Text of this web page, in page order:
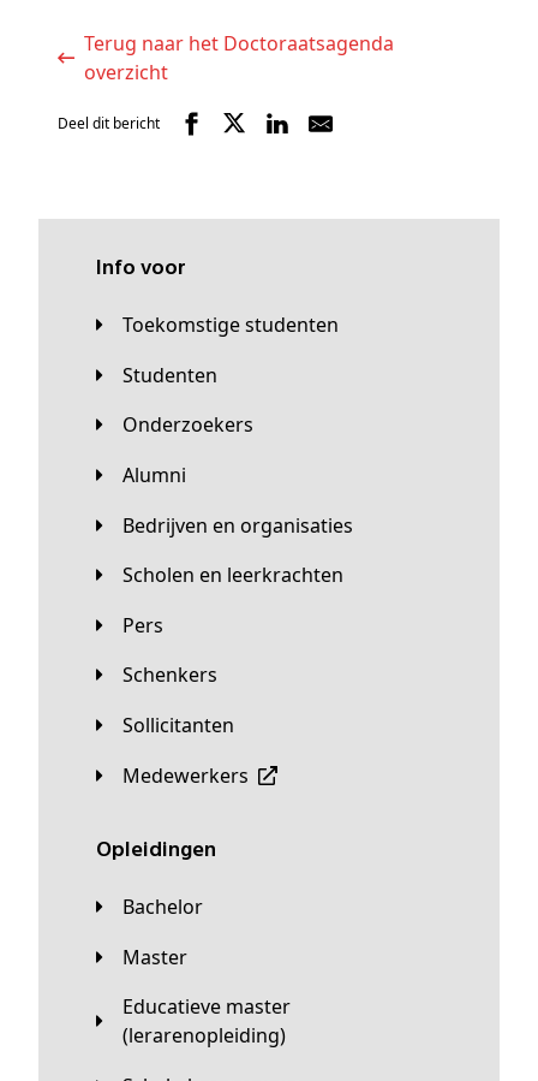
Terug naar het Doctoraatsagenda
overzicht
Deel dit bericht
Info voor
Toekomstige studenten
Studenten
Onderzoekers
Alumni
Bedrijven en organisaties
Scholen en leerkrachten
Pers
Schenkers
Sollicitanten
Medewerkers
Opleidingen
Bachelor
Master
Educatieve master
(lerarenopleiding)